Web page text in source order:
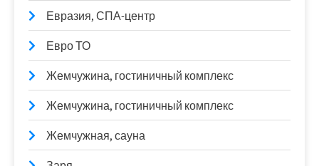
Евразия, СПА-центр
Евро ТО
Жемчужина, гостиничный комплекс
Жемчужина, гостиничный комплекс
Жемчужная, сауна